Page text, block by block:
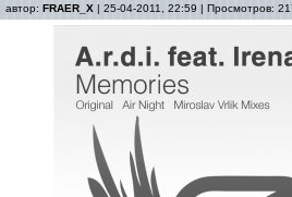
автор: FRAER_X | 25-04-2011, 22:59 | Просмотров: